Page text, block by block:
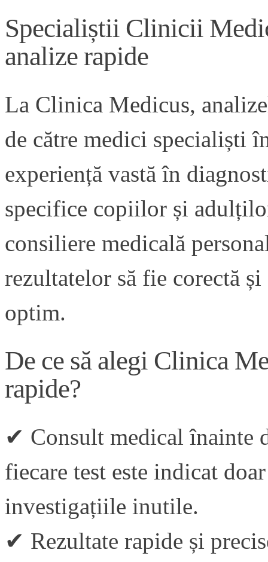
Specialiștii Clinicii
analize rapide
La Clinica Medicus,
de către medici specialiști
experiență vastă în
specifice copiilor și
consiliere medicală
rezultatelor să fie corectă
optim.
De ce să alegi Clinica
rapide?
✔ Consult medical înainte
fiecare test este indicat
investigațiile inutile.
✔ Rezultate rapide și